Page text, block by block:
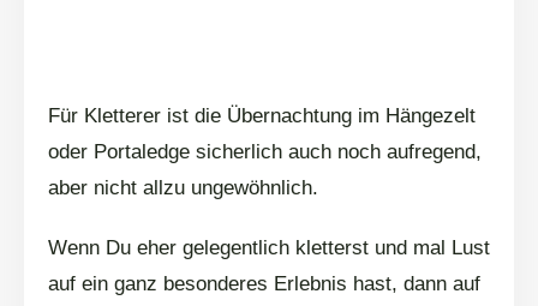
Für Kletterer ist die Übernachtung im Hängezelt
oder Portaledge sicherlich auch noch aufregend,
aber nicht allzu ungewöhnlich.
Wenn Du eher gelegentlich kletterst und mal Lust
auf ein ganz besonderes Erlebnis hast, dann auf